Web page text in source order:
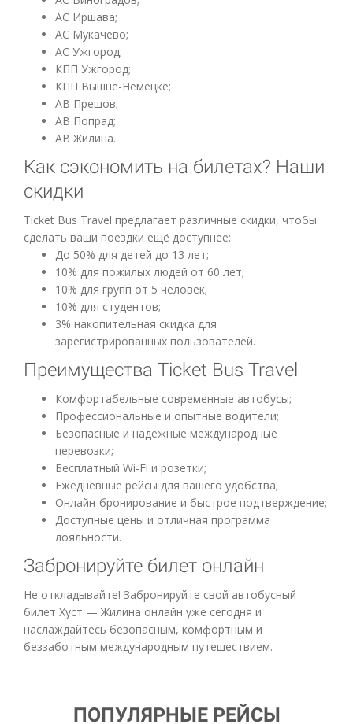
АС Иршава;
АС Мукачево;
АС Ужгород;
КПП Ужгород;
КПП Вышне-Немецке;
АВ Прешов;
АВ Попрад;
АВ Жилина.
Как сэкономить на билетах? Наши
скидки
Ticket Bus Travel предлагает различные скидки, чтобы
сделать ваши поездки ещё доступнее:
До 50% для детей до 13 лет;
10% для пожилых людей от 60 лет;
10% для групп от 5 человек;
10% для студентов;
3% накопительная скидка для
зарегистрированных пользователей.
Преимущества Ticket Bus Travel
Комфортабельные современные автобусы;
Профессиональные и опытные водители;
Безопасные и надёжные международные
перевозки;
Бесплатный Wi-Fi и розетки;
Ежедневные рейсы для вашего удобства;
Онлайн-бронирование и быстрое подтверждение;
Доступные цены и отличная программа
лояльности.
Забронируйте билет онлайн
Не откладывайте! Забронируйте свой автобусный
билет Хуст — Жилина онлайн уже сегодня и
наслаждайтесь безопасным, комфортным и
беззаботным международным путешествием.
ПОПУЛЯРНЫЕ РЕЙСЫ